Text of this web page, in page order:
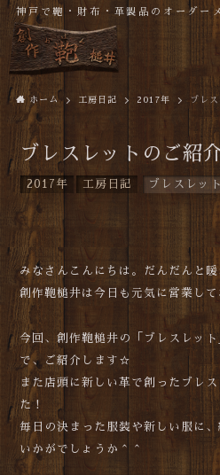
神戸で鞄・財布・革製品のオーダー
ホーム 工房日記 2017年 ブレ
ブレスレットのご紹
2017年 工房日記 ブレスレット
みなさんこんにちは。だんだんと暖
創作鞄槌井は今日も元気に営業して
今回、創作鞄槌井の「ブレスレッ
で、ご紹介します☆
また店頭に新しい革で創ったブレ
た！
毎日の決まった服装や新しい服に
いかがでしょうか＾＾